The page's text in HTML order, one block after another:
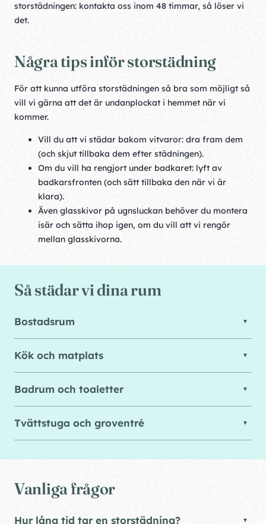
storstädningen: kontakta oss inom 48 timmar, så löser vi
det.
Några tips inför storstädning
För att kunna utföra storstädningen så bra som möjligt så
vill vi gärna att det är undanplockat i hemmet när vi
kommer.
Vill du att vi städar bakom vitvaror: dra fram dem
(och skjut tillbaka dem efter städningen).
Om du vill ha rengjort under badkaret: lyft av
badkarsfronten (och sätt tillbaka den när vi är
klara).
Även glasskivor på ugnsluckan behöver du montera
isär och sätta ihop igen, om du vill att vi rengör
mellan glasskivorna.
Så städar vi dina rum
Bostadsrum
Kök och matplats
Badrum och toaletter
Tvättstuga och groventré
Vanliga frågor
Hur lång tid tar en storstädning?